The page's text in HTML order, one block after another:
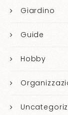
Giardino
Guide
Hobby